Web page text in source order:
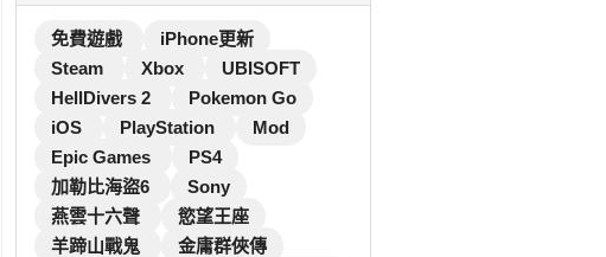
免費遊戲
iPhone更新
Steam
Xbox
UBISOFT
HellDivers 2
Pokemon Go
iOS
PlayStation
Mod
Epic Games
PS4
加勒比海盜6
Sony
燕雲十六聲
慾望王座
羊蹄山戰鬼
金庸群俠傳